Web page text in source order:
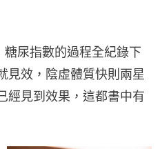
尿指數的過程全紀錄下
見效，陰虛體質快則兩星
經見到效果，這都書中有